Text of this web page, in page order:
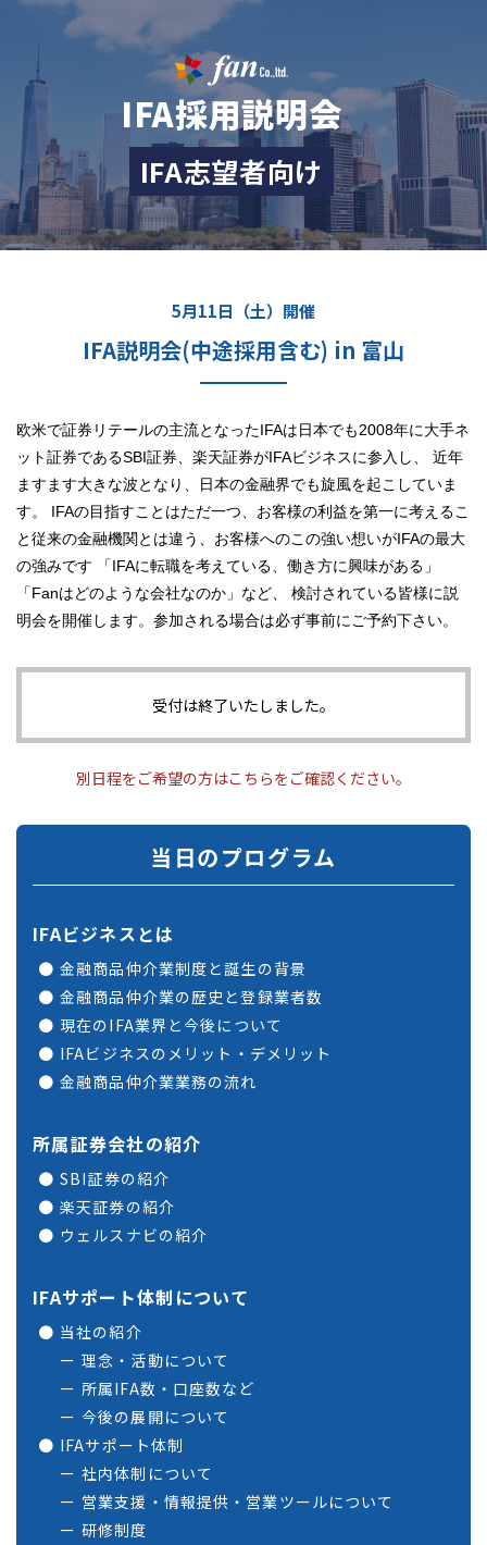
IFA採用説明会
IFA志望者向け
5月11日（土）開催
IFA説明会(中途採用含む) in 富山
欧米で証券リテールの主流となったIFAは日本でも2008年に大手ネ
ット証券であるSBI証券、楽天証券がIFAビジネスに参入し、
近年
ますます大きな波となり、日本の金融界でも旋風を起こしていま
す。
IFAの目指すことはただ一つ、お客様の利益を第一に考えるこ
と従来の金融機関とは違う、お客様へのこの強い想いがIFAの最大
の強みです
「IFAに転職を考えている、働き方に興味がある」
「Fanはどのような会社なのか」など、
検討されている皆様に説
明会を開催します。参加される場合は必ず事前にご予約下さい。
受付は終了いたしました。
別日程をご希望の方はこちらをご確認ください。
当日のプログラム
IFAビジネスとは
金融商品仲介業制度と誕生の背景
金融商品仲介業の歴史と登録業者数
現在のIFA業界と今後について
IFAビジネスのメリット・デメリット
金融商品仲介業業務の流れ
所属証券会社の紹介
SBI証券の紹介
楽天証券の紹介
ウェルスナビの紹介
IFAサポート体制について
当社の紹介
理念・活動について
所属IFA数・口座数など
今後の展開について
IFAサポート体制
社内体制について
営業支援・情報提供・営業ツールについて
研修制度